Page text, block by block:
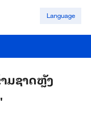
Language
ມຊາດຫຼັງ